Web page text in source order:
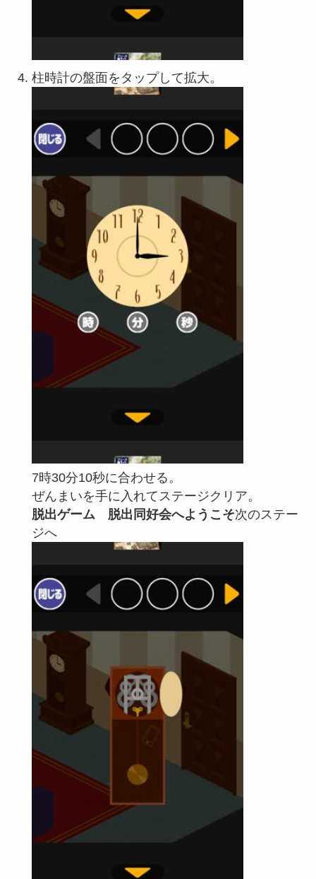
柱時計の盤面をタップして拡大。
7時30分10秒に合わせる。
ぜんまいを手に入れてステージクリア。
脱出ゲーム 脱出同好会へようこそ次のステー
ジへ